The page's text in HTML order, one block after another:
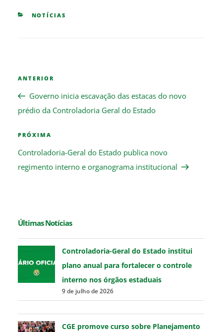
CATEGORIES
NOTÍCIAS
de
Post
Previous
Post
ANTERIOR
Governo inicia escavação das estacas do novo
prédio da Controladoria Geral do Estado
Next
Post
PRÓXIMA
Controladoria-Geral do Estado publica novo
regimento interno e organograma institucional
Últimas Notícias
Controladoria-Geral do Estado institui
plano anual para fortalecer o controle
interno nos órgãos estaduais
9 de julho de 2026
CGE promove curso sobre Planejamento